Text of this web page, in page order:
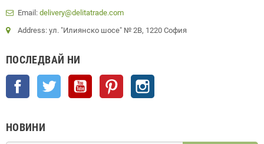
Email: delivery@delitatrade.com
Address: ул. "Илиянско шосе" № 2В, 1220 София
ПОСЛЕДВАЙ НИ
Facebook Twitter YouTube Pinterest
НОВИНИ